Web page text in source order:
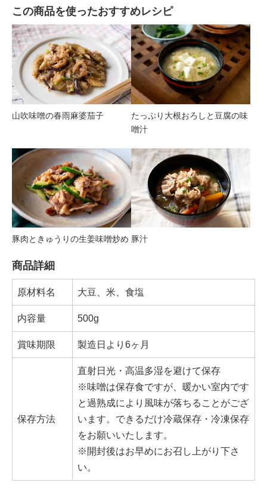
この商品を使ったおすすめレシピ
山吹味噌の春雨麻婆茄子
たっぷり大根おろしと豆腐の味
噌汁
豚肉ときゅうりの生姜味噌炒め 豚汁
商品詳細
原材料名 大豆、米、食塩
内容量 500g
賞味期限 製造日より6ヶ月
保存方法
直射日光・高温多湿を避けて保存
※味噌は保存食ですが、暖かい室内です
と過熟成により風味が落ちることがござ
います。できるだけ冷蔵保存・冷凍保存
をお願いいたします。
※開封後はお早めにお召し上がり下さ
い。